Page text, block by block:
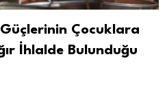
Çocuklara
İhlalde Bulunduğu